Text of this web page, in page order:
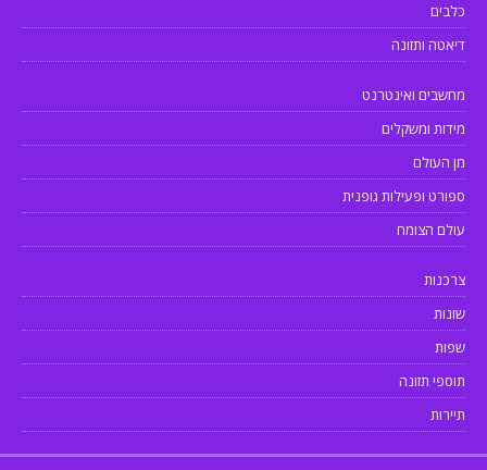
כלבים
דיאטה ותזונה
מחשבים ואינטרנט
מידות ומשקלים
מן העולם
ספורט ופעילות גופנית
עולם הצומח
צרכנות
שונות
שפות
תוספי תזונה
תיירות